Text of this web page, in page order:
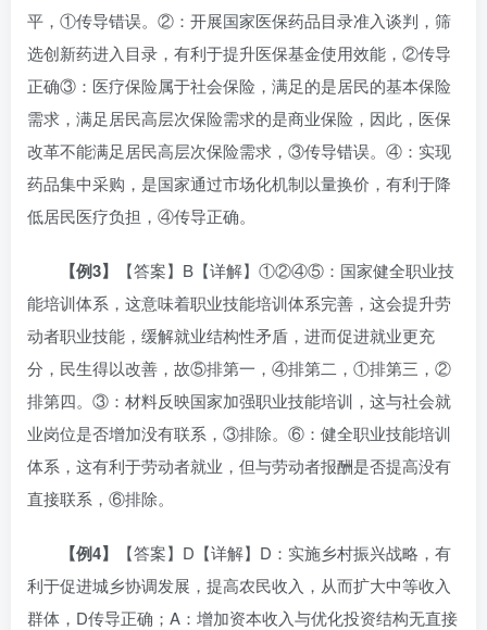
平，①传导错误。②：开展国家医保药品目录准入谈判，筛
选创新药进入目录，有利于提升医保基金使用效能，②传导
正确③：医疗保险属于社会保险，满足的是居民的基本保险
需求，满足居民高层次保险需求的是商业保险，因此，医保
改革不能满足居民高层次保险需求，③传导错误。④：实现
药品集中采购，是国家通过市场化机制以量换价，有利于降
低居民医疗负担，④传导正确。
【例3】
【答案】B【详解】①②④⑤：国家健全职业技
能培训体系，这意味着职业技能培训体系完善，这会提升劳
动者职业技能，缓解就业结构性矛盾，进而促进就业更充
分，民生得以改善，故⑤排第一，④排第二，①排第三，②
排第四。③：材料反映国家加强职业技能培训，这与社会就
业岗位是否增加没有联系，③排除。⑥：健全职业技能培训
体系，这有利于劳动者就业，但与劳动者报酬是否提高没有
直接联系，⑥排除。
【例4】
【答案】D【详解】D：实施乡村振兴战略，有
利于促进城乡协调发展，提高农民收入，从而扩大中等收入
群体，D传导正确；A：增加资本收入与优化投资结构无直接